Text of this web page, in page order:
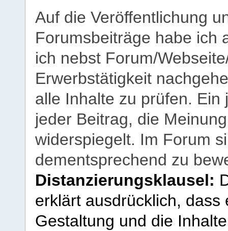
Auf die Veröffentlichung
Forumsbeiträge habe ich
ich nebst Forum/
Erwerbstätigkeit
alle Inhalte zu prüfen.
jeder Beitrag, die
widerspiegelt. Im Forum
dementsprechend zu
Distanzierungsklausel:
erklärt ausdrücklich,
Gestaltung und die